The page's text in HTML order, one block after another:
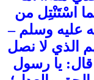
اسْتَنْتِل من
عليه وسلم –
الذي لا نصل
قال: يا رسول